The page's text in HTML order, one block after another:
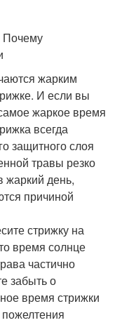
жарким
И если вы
жаркое время
всегда
защитного слоя
травы резко
жаркий день,
причиной
стрижку на
время солнце
частично
забыть о
время стрижки